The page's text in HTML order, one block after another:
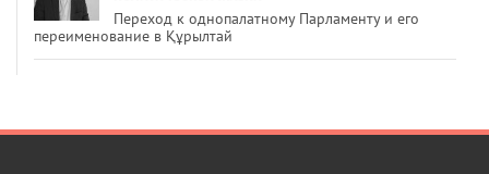
Переход к однопалатному Парламенту и его
переименование в Құрылтай